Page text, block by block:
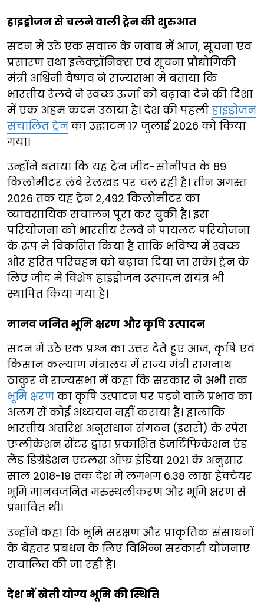
हाइड्रोजन से चलने वाली ट्रेन की शुरुआत
सदन में उठे एक सवाल के जवाब में आज, सूचना एवं
प्रसारण तथा इलेक्ट्रॉनिक्स एवं सूचना प्रौद्योगिकी
मंत्री अश्विनी वैष्णव ने राज्यसभा में बताया कि
भारतीय रेलवे ने स्वच्छ ऊर्जा को बढ़ावा देने की दिशा
में एक अहम कदम उठाया है। देश की पहली हाइड्रोजन
संचालित ट्रेन का उद्घाटन 17 जुलाई 2026 को किया
गया।
उन्होंने बताया कि यह ट्रेन जींद-सोनीपत के 89
किलोमीटर लंबे रेलखंड पर चल रही है। तीन अगस्त
2026 तक यह ट्रेन 2,492 किलोमीटर का
व्यावसायिक संचालन पूरा कर चुकी है। इस
परियोजना को भारतीय रेलवे ने पायलट परियोजना
के रूप में विकसित किया है ताकि भविष्य में स्वच्छ
और हरित परिवहन को बढ़ावा दिया जा सके। ट्रेन के
लिए जींद में विशेष हाइड्रोजन उत्पादन संयंत्र भी
स्थापित किया गया है।
मानव जनित भूमि क्षरण और कृषि उत्पादन
सदन में उठे एक प्रश्न का उत्तर देते हुए आज, कृषि एवं
किसान कल्याण मंत्रालय में राज्य मंत्री रामनाथ
ठाकुर ने राज्यसभा में कहा कि सरकार ने अभी तक
भूमि क्षरण का कृषि उत्पादन पर पड़ने वाले प्रभाव का
अलग से कोई अध्ययन नहीं कराया है। हालांकि
भारतीय अंतरिक्ष अनुसंधान संगठन (इसरो) के स्पेस
एप्लीकेशन सेंटर द्वारा प्रकाशित डेजर्टिफिकेशन एंड
लैंड डिग्रेडेशन एटलस ऑफ इंडिया 2021 के अनुसार
साल 2018-19 तक देश में लगभग 6.38 लाख हेक्टेयर
भूमि मानवजनित मरुस्थलीकरण और भूमि क्षरण से
प्रभावित थी।
उन्होंने कहा कि भूमि संरक्षण और प्राकृतिक संसाधनों
के बेहतर प्रबंधन के लिए विभिन्न सरकारी योजनाएं
संचालित की जा रही हैं।
देश में खेती योग्य भूमि की स्थिति